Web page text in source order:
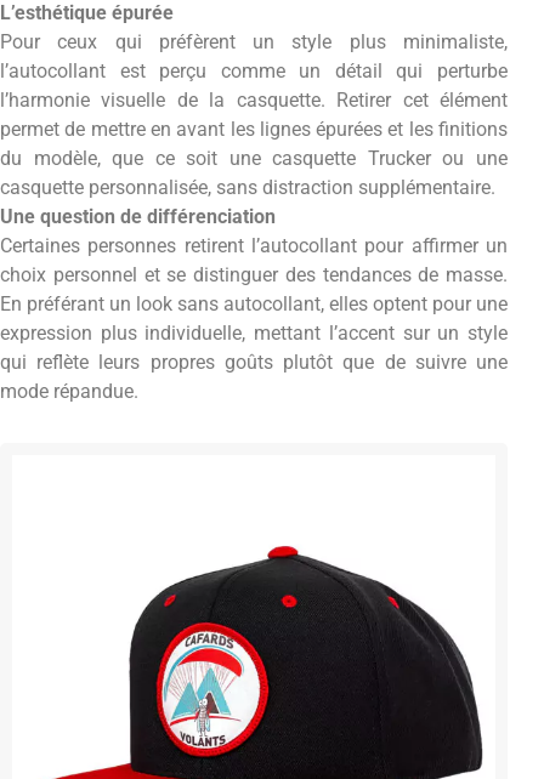
L’esthétique épurée
Pour ceux qui préfèrent un style plus minimaliste,
l’autocollant est perçu comme un détail qui perturbe
l’harmonie visuelle de la casquette. Retirer cet élément
permet de mettre en avant les lignes épurées et les finitions
du modèle, que ce soit une casquette Trucker ou une
casquette personnalisée, sans distraction supplémentaire.
Une question de différenciation
Certaines personnes retirent l’autocollant pour affirmer un
choix personnel et se distinguer des tendances de masse.
En préférant un look sans autocollant, elles optent pour une
expression plus individuelle, mettant l’accent sur un style
qui reflète leurs propres goûts plutôt que de suivre une
mode répandue.